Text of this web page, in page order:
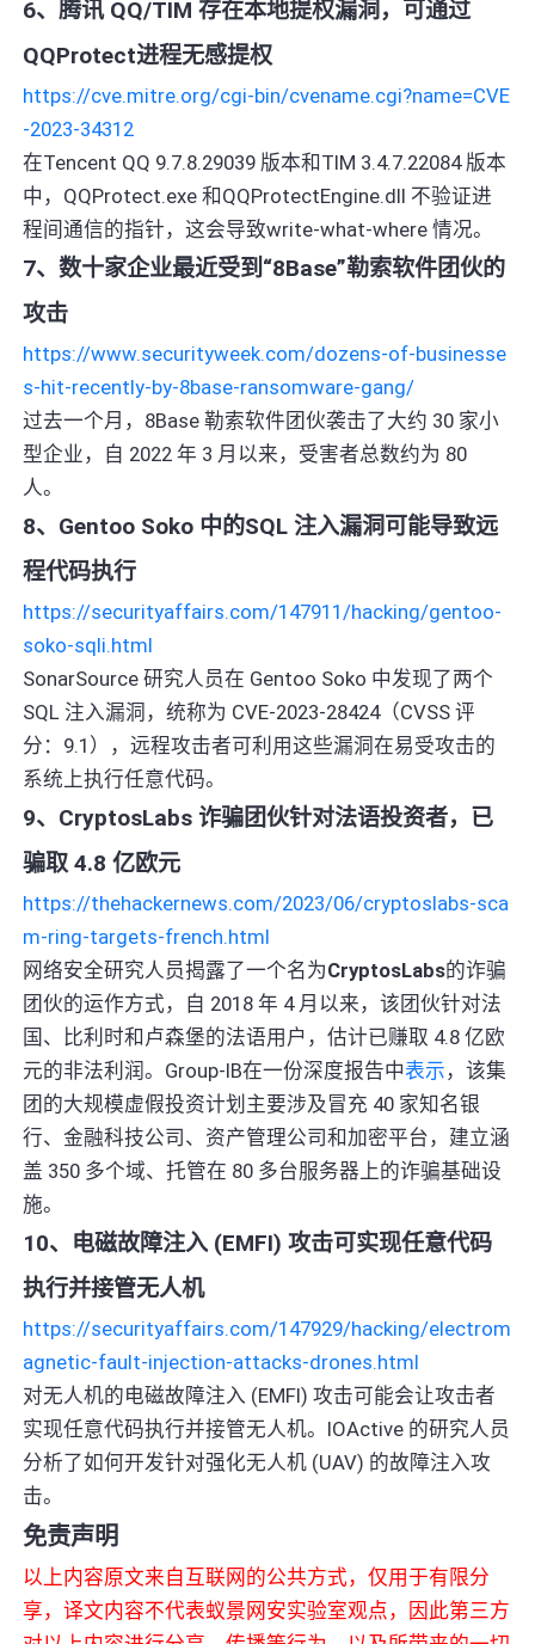
6、腾讯 QQ/TIM 存在本地提权漏洞，可通过
QQProtect进程无感提权
https://cve.mitre.org/cgi-bin/cvename.cgi?name=CVE
-2023-34312
在Tencent QQ 9.7.8.29039 版本和TIM 3.4.7.22084 版本
中，QQProtect.exe 和QQProtectEngine.dll 不验证进
程间通信的指针，这会导致write-what-where 情况。
7、数十家企业最近受到“8Base”勒索软件团伙的
攻击
https://www.securityweek.com/dozens-of-businesse
s-hit-recently-by-8base-ransomware-gang/
过去一个月，8Base 勒索软件团伙袭击了大约 30 家小
型企业，自 2022 年 3 月以来，受害者总数约为 80
人。
8、Gentoo Soko 中的SQL 注入漏洞可能导致远
程代码执行
https://securityaffairs.com/147911/hacking/gentoo-
soko-sqli.html
SonarSource 研究人员在 Gentoo Soko 中发现了两个
SQL 注入漏洞，统称为 CVE-2023-28424（CVSS 评
分：9.1），远程攻击者可利用这些漏洞在易受攻击的
系统上执行任意代码。
9、CryptosLabs 诈骗团伙针对法语投资者，已
骗取 4.8 亿欧元
https://thehackernews.com/2023/06/cryptoslabs-sca
m-ring-targets-french.html
网络安全研究人员揭露了一个名为CryptosLabs的诈骗
团伙的运作方式，自 2018 年 4 月以来，该团伙针对法
国、比利时和卢森堡的法语用户，估计已赚取 4.8 亿欧
元的非法利润。Group-IB在一份深度报告中表示 ，该集
团的大规模虚假投资计划主要涉及冒充 40 家知名银
行、金融科技公司、资产管理公司和加密平台，建立涵
盖 350 多个域、托管在 80 多台服务器上的诈骗基础设
施。
10、电磁故障注入 (EMFI) 攻击可实现任意代码
执行并接管无人机
https://securityaffairs.com/147929/hacking/electrom
agnetic-fault-injection-attacks-drones.html
对无人机的电磁故障注入 (EMFI) 攻击可能会让攻击者
实现任意代码执行并接管无人机。IOActive 的研究人员
分析了如何开发针对强化无人机 (UAV) 的故障注入攻
击。
免责声明
以上内容原文来自互联网的公共方式，仅用于有限分
享，译文内容不代表蚁景网安实验室观点，因此第三方